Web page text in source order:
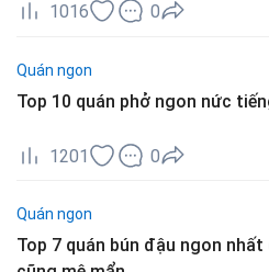
1016 0
Quán ngon
Top 10 quán phở ngon nức
1201 0
Quán ngon
Top 7 quán bún đậu ngon